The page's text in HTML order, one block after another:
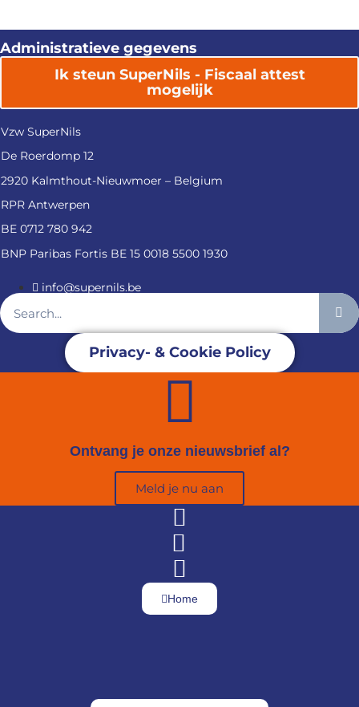
Administratieve gegevens
Ik steun SuperNils - Fiscaal attest
mogelijk
Vzw SuperNils
De Roerdomp 12
2920 Kalmthout-Nieuwmoer – Belgium
RPR Antwerpen
BE 0712 780 942
BNP Paribas Fortis BE 15 0018 5500 1930
info@supernils.be
Privacy- & Cookie Policy
Ontvang je onze nieuwsbrief al?
Meld je nu aan
Home